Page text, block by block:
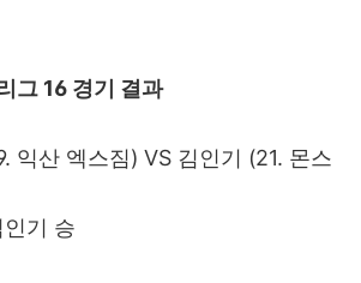
그 16 경기 결과
익산 엑스짐) VS 김인기 (21. 몬스
기 승